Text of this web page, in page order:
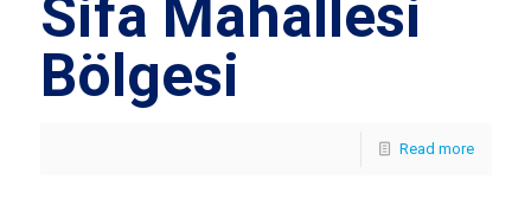
Sifa Mahallesi
Bölgesi
Read more